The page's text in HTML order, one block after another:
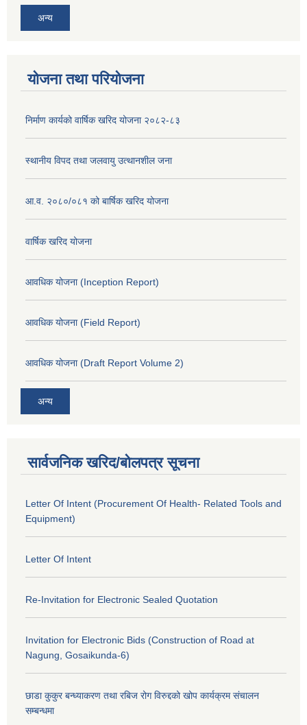
अन्य
योजना तथा परियोजना
निर्माण कार्यको वार्षिक खरिद योजना २०८२-८३
स्थानीय विपद तथा जलवायु उत्थानशील जना
आ.व. २०८०/०८१ को बार्षिक खरिद योजना
वार्षिक खरिद योजना
आवधिक योजना (Inception Report)
आवधिक योजना (Field Report)
आवधिक योजना (Draft Report Volume 2)
अन्य
सार्वजनिक खरिद/बोलपत्र सूचना
Letter Of Intent (Procurement Of Health- Related Tools and
Equipment)
Letter Of Intent
Re-Invitation for Electronic Sealed Quotation
Invitation for Electronic Bids (Construction of Road at
Nagung, Gosaikunda-6)
छाडा कुकुर बन्ध्याकरण तथा रबिज रोग विरुद्दको खोप कार्यक्रम संचालन
सम्बन्धमा